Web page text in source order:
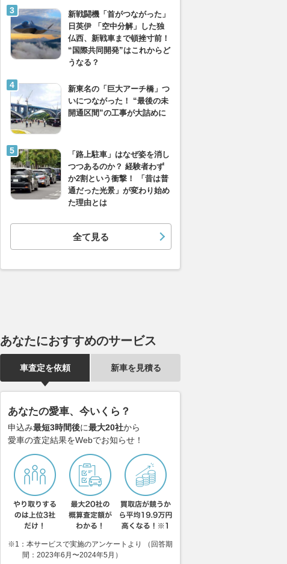
新戦闘機「首がつながった」
日英伊 「空中分解」した独
仏西、新戦車まで頓挫寸前！
“国際共同開発”はこれからど
うなる？
新東名の「巨大アーチ橋」つ
いにつながった！ “最後の未
開通区間”の工事が大詰めに
「路上駐車」はなぜ姿を消し
つつあるのか？ 経験者わず
か2割という衝撃！ 「昔は普
通だった光景」が変わり始め
た理由とは
全て見る
あなたにおすすめのサービス
車査定を依頼 新車を見積る
あなたの愛車、今いくら？
申込み最短3時間後に最大20社から
愛車の査定結果をWebでお知らせ！
※1：本サービスで実施のアンケートより （回答期
間：2023年6月〜2024年5月）